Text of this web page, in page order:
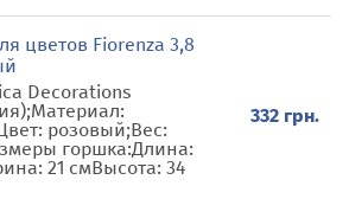
цветов Fiorenza 3,8
Decorations
розовый;Вес:
горшка:Длина:
21 смВысота: 34
332 грн.